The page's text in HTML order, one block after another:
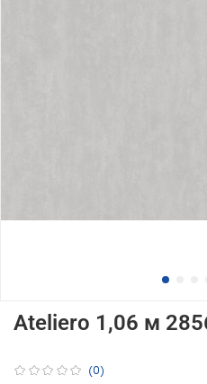
(0)
Ateliero 1,06 м